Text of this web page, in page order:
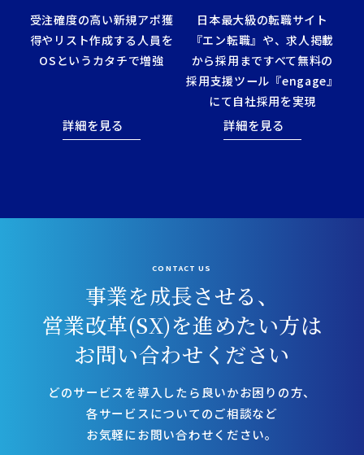
受注確度の高い新規アポ獲
得やリスト作成する人員を
OSというカタチで増強
詳細を見る
日本最大級の転職サイト
『エン転職』や、求人掲載
から採用まですべて無料の
採用支援ツール『engage』
にて自社採用を実現
詳細を見る
CONTACT US
事業を成長させる、
営業改革(SX)を進めたい方は
お問い合わせください
どのサービスを導入したら良いかお困りの方、
各サービスについてのご相談など
お気軽にお問い合わせください。